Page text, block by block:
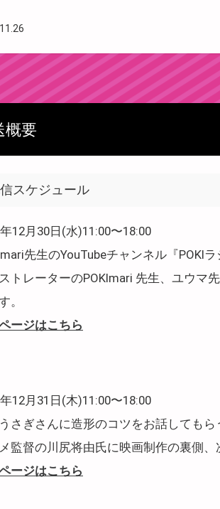
概要
スケジュール
12月30日(水)11:00〜18:00
先生のYouTubeチャンネル『POKI
トレーターのPOKImari 先生、ユウマ
。
ージはこちら
12月31日(木)11:00〜18:00
さぎさんに造形のコツをお話してもら
監督の川尻将由氏に映画制作の裏側
ージはこちら